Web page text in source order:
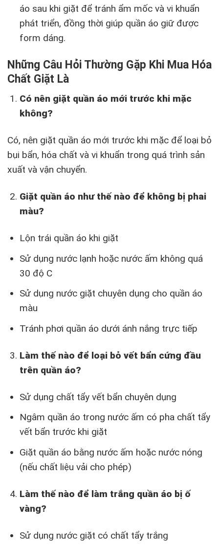
áo sau khi giặt để tránh ẩm mốc và vi khuẩn
phát triển, đồng thời giúp quần áo giữ được
form dáng.
Những Câu Hỏi Thường Gặp Khi Mua Hóa
Chất Giặt Là
Có nên giặt quần áo mới trước khi mặc
không?
Có, nên giặt quần áo mới trước khi mặc để loại bỏ
bụi bẩn, hóa chất và vi khuẩn trong quá trình sản
xuất và vận chuyển.
Giặt quần áo như thế nào để không bị phai
màu?
Lộn trái quần áo khi giặt
Sử dụng nước lạnh hoặc nước ấm không quá
30 độ C
Sử dụng nước giặt chuyên dụng cho quần áo
màu
Tránh phơi quần áo dưới ánh nắng trực tiếp
Làm thế nào để loại bỏ vết bẩn cứng đầu
trên quần áo?
Sử dụng chất tẩy vết bẩn chuyên dụng
Ngâm quần áo trong nước ấm có pha chất tẩy
vết bẩn trước khi giặt
Giặt quần áo bằng nước ấm hoặc nước nóng
(nếu chất liệu vải cho phép)
Làm thế nào để làm trắng quần áo bị ố
vàng?
Sử dụng nước giặt có chất tẩy trắng